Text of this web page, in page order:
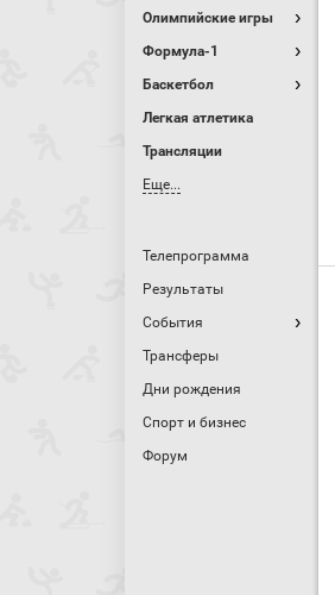
Олимпийские игры
Формула-1
Баскетбол
Легкая атлетика
Трансляции
Еще...
Телепрограмма
Результаты
События
Трансферы
Дни рождения
Спорт и бизнес
Форум